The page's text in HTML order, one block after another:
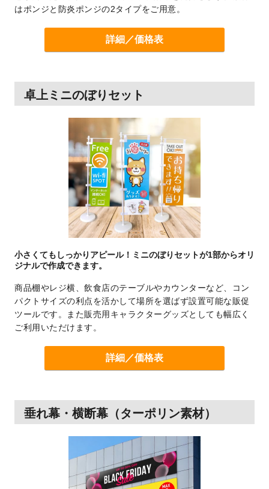
はポンジと防炎ポンジの2タイプをご用意。
詳細／価格表
卓上ミニのぼりセット
小さくてもしっかりアピール！ ミニのぼりセットが1部からオリ
ジナルで作成できます。
商品棚やレジ横、飲食店のテーブルやカウンターなど、コン
パクトサイズの利点を活かして場所を選ばず設置可能な販促
ツールです。また販売用キャラクターグッズとしても幅広く
ご利用いただけます。
詳細／価格表
垂れ幕・横断幕（ターポリン素材）